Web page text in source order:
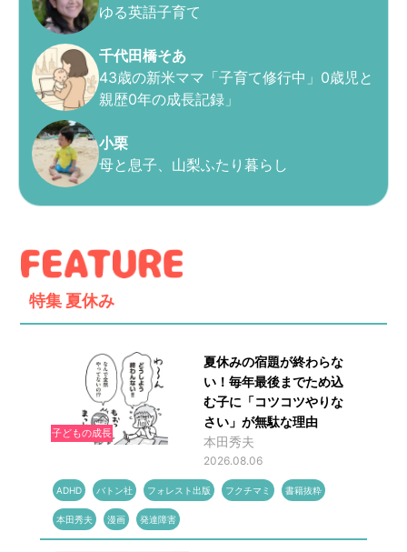
ゆる英語子育て
千代田橋そあ
43歳の新米ママ「子育て修行中」0歳児と
親歴0年の成長記録」
小栗
母と息子、山梨ふたり暮らし
特集 夏休み
子どもの成長
夏休みの宿題が終わらな
い！毎年最後までため込
む子に「コツコツやりな
さい」が無駄な理由
本田秀夫
2026.08.06
ADHD バトン社 フォレスト出版 フクチマミ 書籍抜粋
本田秀夫 漫画 発達障害